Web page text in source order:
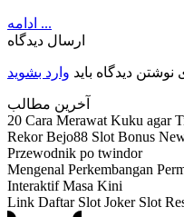
ادامه ...
ارسال دیدگاه
نوشتن دیدگاه باید وارد بشوید
آخرین مطالب
20 Cara Merawat Kuku agar
Rekor Bejo88 Slot Bonus
Przewodnik po twindor
Mengenal Perkembangan
Interaktif Masa Kini
Link Daftar Slot Joker Slot